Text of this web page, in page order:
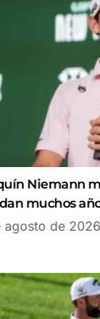
Niemann
muchos
agosto de 2026